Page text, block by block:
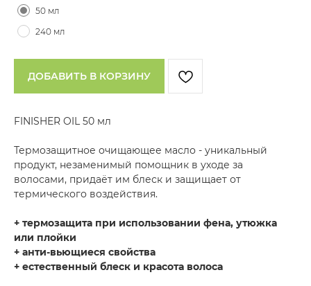
50 мл
240 мл
ДОБАВИТЬ В КОРЗИНУ
FINISHER OIL 50 мл
Термозащитное очищающее масло - уникальный
продукт, незаменимый помощник в уходе за
волосами, придаёт им блеск и защищает от
термического воздействия.
+ термозащита при использовании фена, утюжка
или плойки
+ анти-вьющиеся свойства
+ естественный блеск и красота волоса